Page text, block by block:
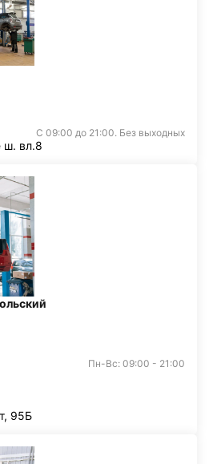
С 09:00 до 21:00. Без выходных
ш. вл.8
Пн-Вс: 09:00 - 21:00
95Б